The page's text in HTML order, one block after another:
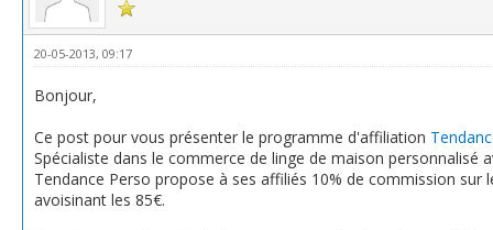
20-05-2013, 09:17
Bonjour,
Ce post pour vous présenter le programme d'affiliation
Spécialiste dans le commerce de linge de maison personnalisé
Tendance Perso propose à ses affiliés 10% de commission
avoisinant les 85€.